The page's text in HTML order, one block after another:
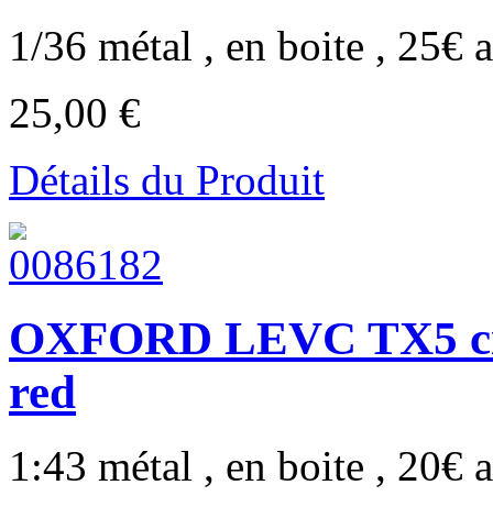
1/36 métal , en boite , 25€
25,00 €
Détails du Produit
OXFORD LEVC TX5
red
1:43 métal , en boite , 20€